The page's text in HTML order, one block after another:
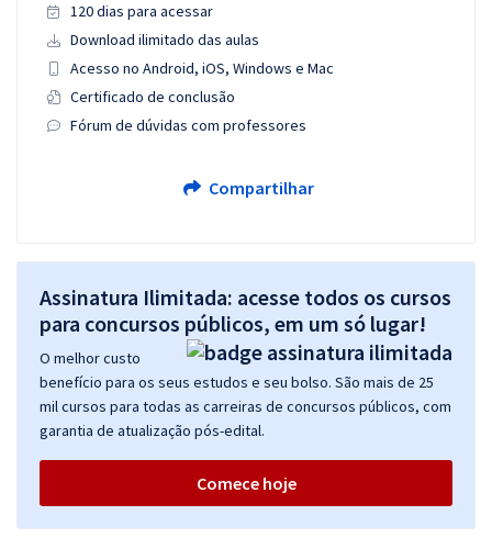
120 dias para acessar
Download ilimitado das aulas
Acesso no Android, iOS, Windows e Mac
Certificado de conclusão
Fórum de dúvidas com professores
Compartilhar
Assinatura Ilimitada: acesse todos os cursos
para concursos públicos, em um só lugar!
O melhor custo
benefício para os seus estudos e seu bolso. São mais de 25
mil cursos para todas as carreiras de concursos públicos, com
garantia de atualização pós-edital.
Comece hoje